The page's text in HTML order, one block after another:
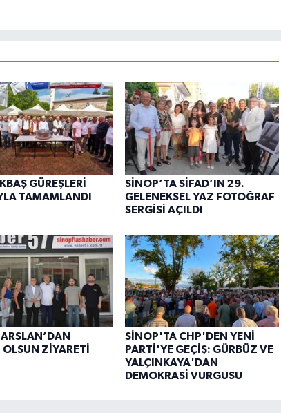
GÜREŞLERİ
TAMAMLANDI
SİNOP’TA SİFAD’IN 29.
GELENEKSEL YAZ FOTOĞRAF
SERGİSİ AÇILDI
OLSUN ZİYARETİ
SİNOP'TA CHP'DEN YENİ
PARTİ'YE GEÇİŞ: GÜRBÜZ VE
YALÇINKAYA'DAN
DEMOKRASİ VURGUSU